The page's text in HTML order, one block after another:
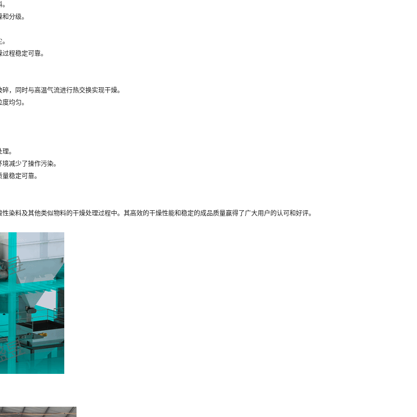
分级。
程稳定可靠。
，同时与高温气流进行热交换实现干燥。
均匀。
。
减少了操作污染。
稳定可靠。
染料及其他类似物料的干燥处理过程中。其高效的干燥性能和稳定的成品质量赢得了广大用户的认可和好评。